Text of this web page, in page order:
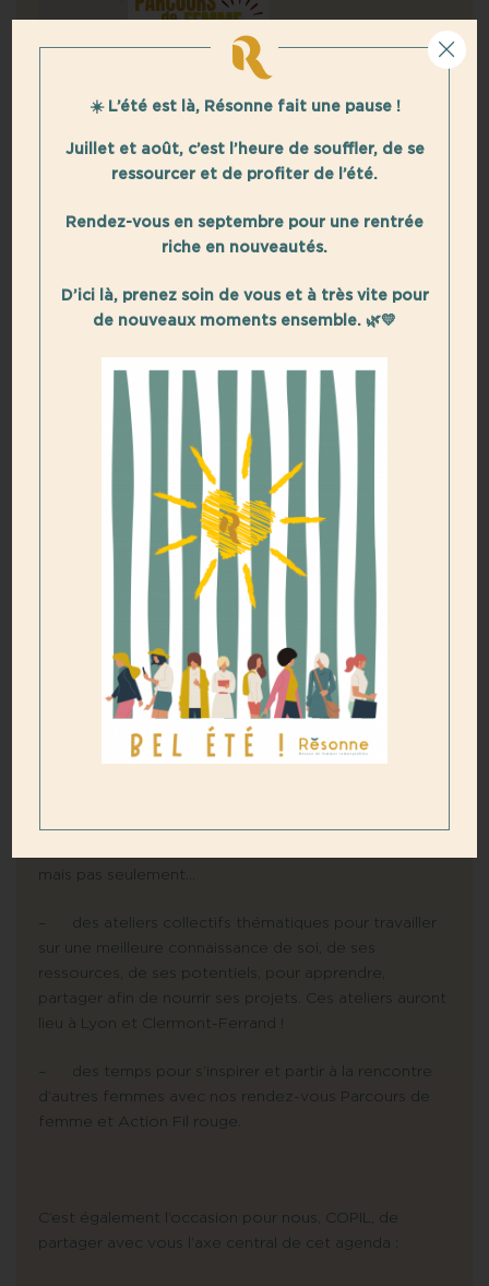
L’année 2025 s’annonce pleine de nouvelles
opportunités pour nous toutes ! 🌟
Si vous êtes à la recherche de moments de partage,
d’inspiration et de soutien, préparez-vous à découvrir
la programmation de nos évènements Résonne 2025,
un agenda riche en rencontres, ateliers et actions qui
sauront – nous l’espérons – répondre à vos attentes.
Au programme :
– des rendez-vous incontournables comme nos
mais pas seulement…
– des ateliers collectifs thématiques pour travailler
sur une meilleure connaissance de soi, de ses
ressources, de ses potentiels, pour apprendre,
partager afin de nourrir ses projets. Ces ateliers auront
lieu à Lyon et Clermont-Ferrand !
– des temps pour s’inspirer et partir à la rencontre
d’autres femmes avec nos rendez-vous Parcours de
femme et Action Fil rouge.
C’est également l’occasion pour nous, COPIL, de
partager avec vous l’axe central de cet agenda :
☀️ L’été est là, Résonne fait une pause !
Juillet et août, c’est l’heure de souffler, de se
ressourcer et de profiter de l’été.
Rendez-vous en septembre pour une rentrée
riche en nouveautés.
D’ici là, prenez soin de vous et à très vite pour
de nouveaux moments ensemble. 🌿💛